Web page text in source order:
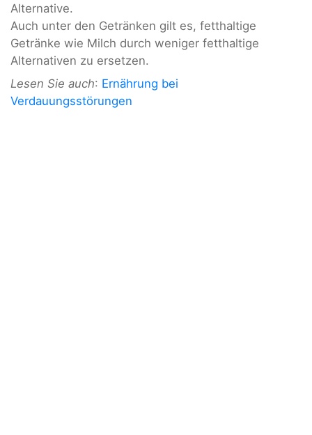
Alternative.
Auch unter den Getränken gilt es, fetthaltige
Getränke wie Milch durch weniger fetthaltige
Alternativen zu ersetzen.
Lesen Sie auch: Ernährung bei
Verdauungsstörungen